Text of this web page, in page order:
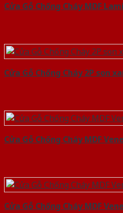
Cửa Gỗ Chống Cháy MDF
Cửa Gỗ Chống Cháy 2P son
Cửa Gỗ Chống Cháy MDF
Cửa Gỗ Chống Cháy MDF